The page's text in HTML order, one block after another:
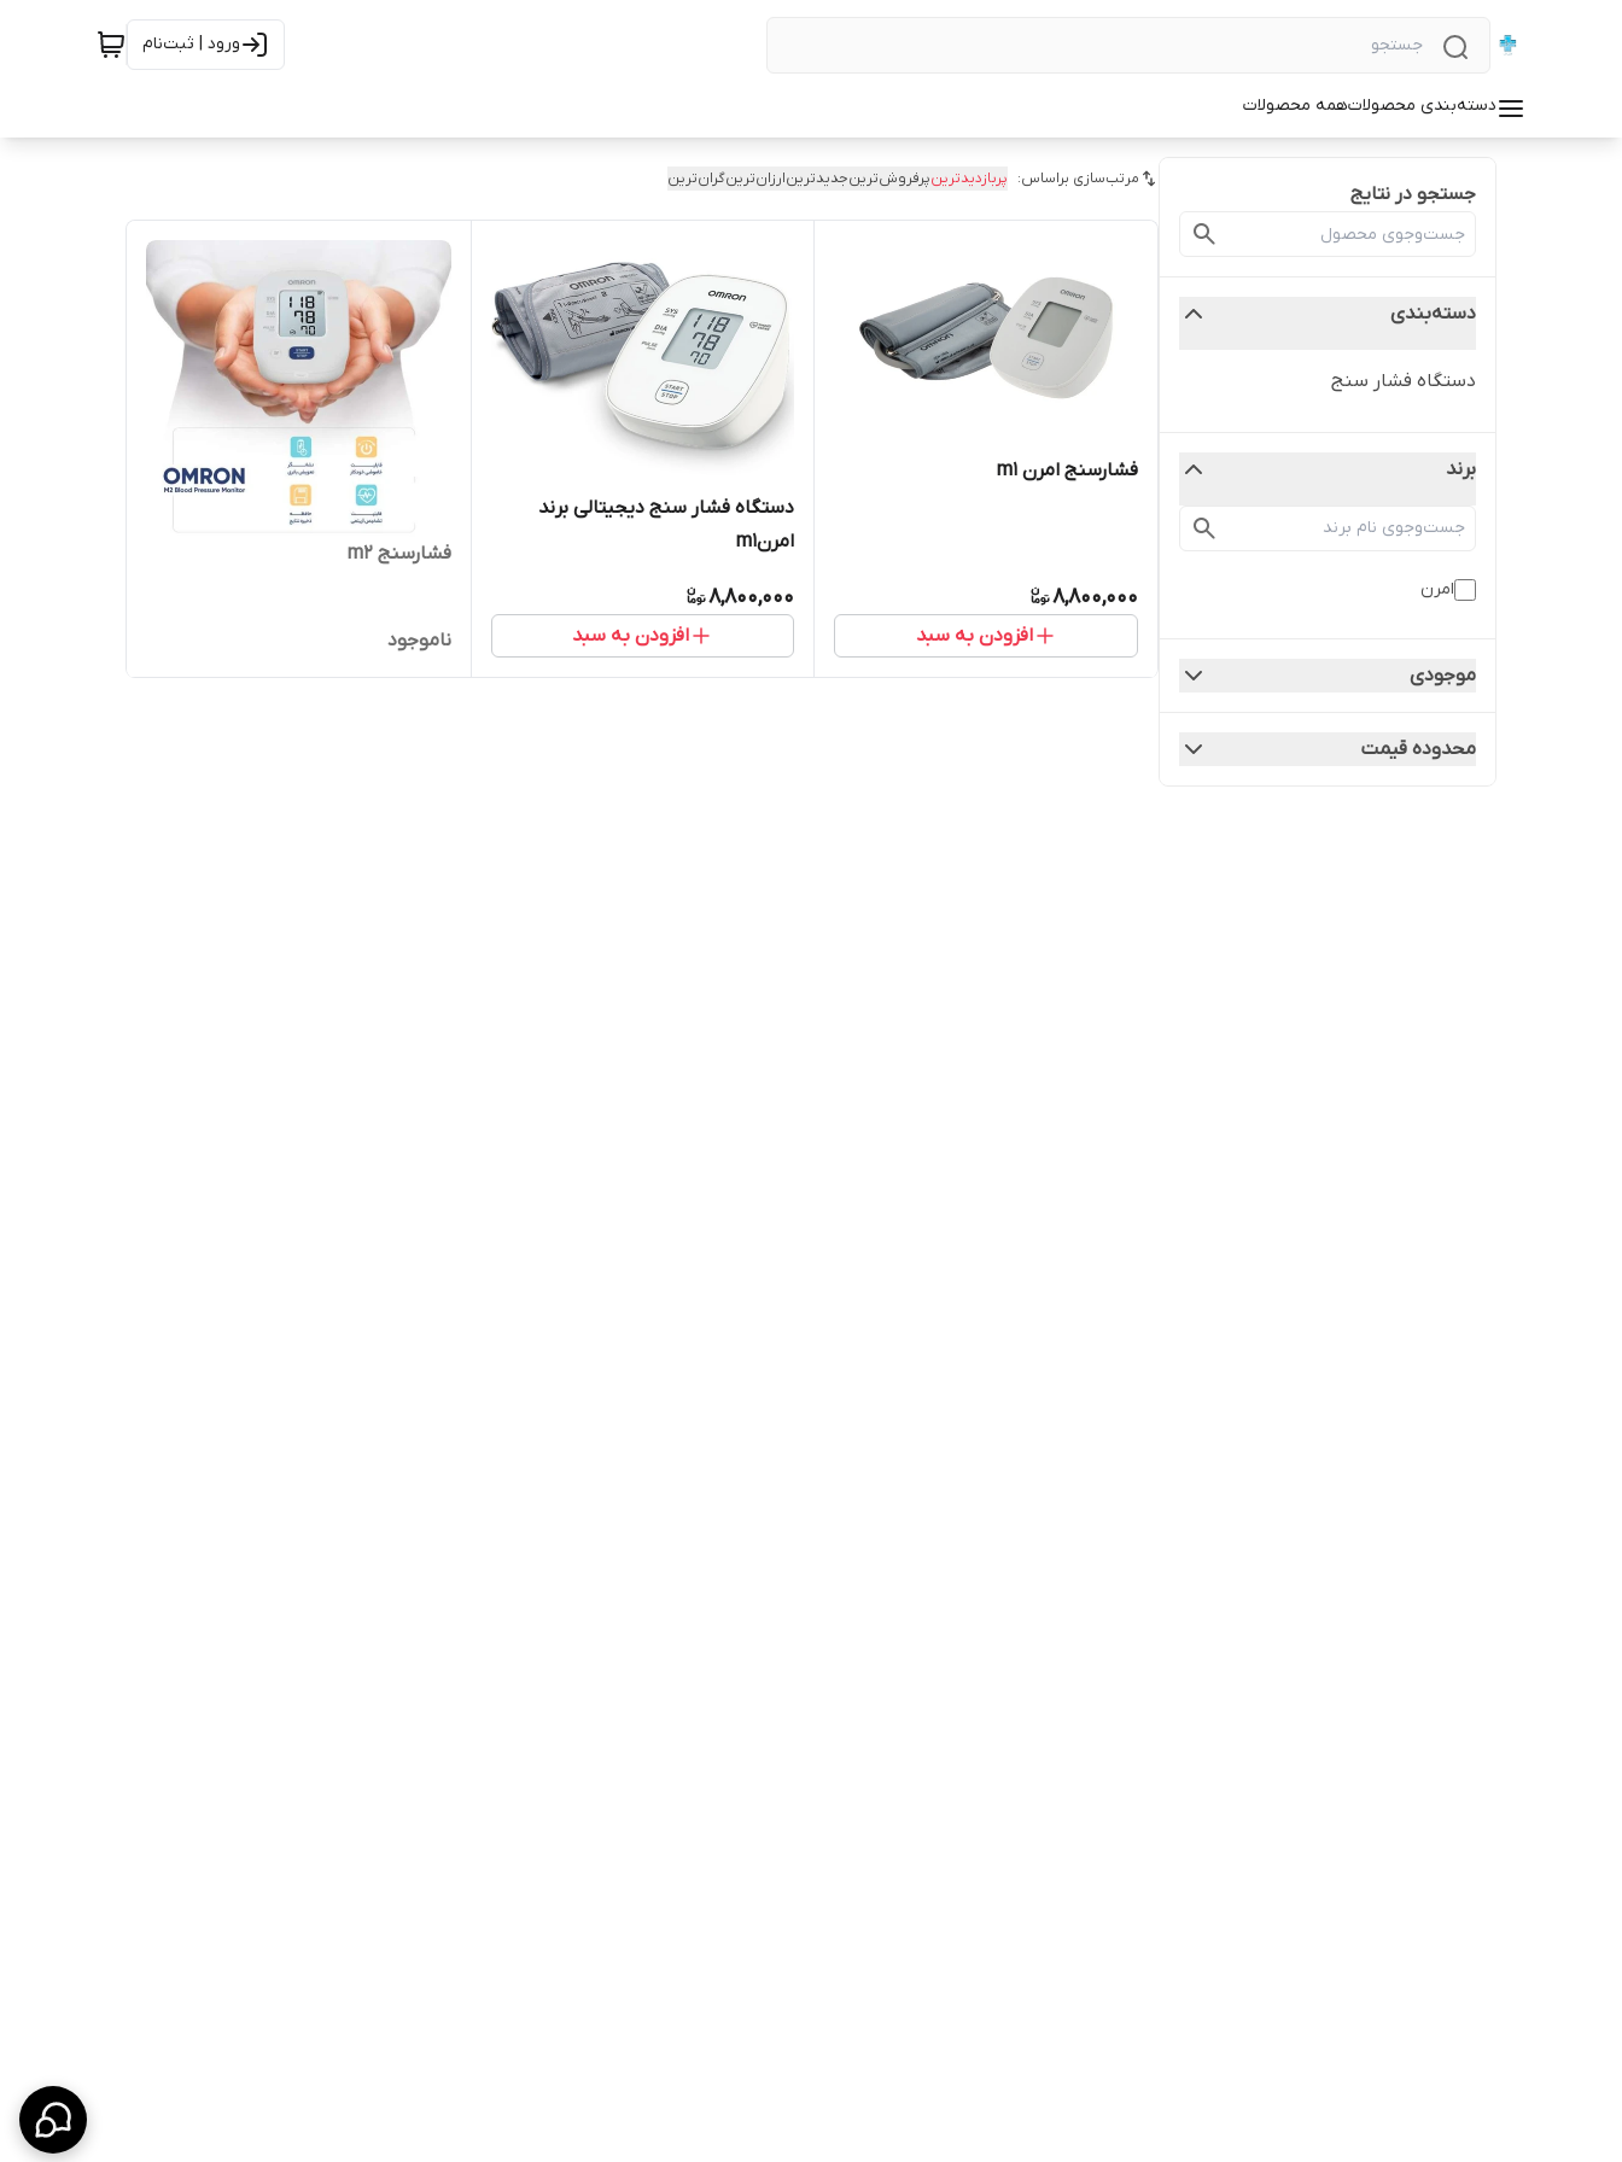
ورود | ثبت‌نام
دسته‌بندی محصولاتهمه محصولات
جستجو در نتایج
دسته‌بندی
دستگاه فشار سنج
برند
امرن
موجودی
محدوده قیمت
مرتب‌سازی براساس: پربازدیدترینپرفروش‌ترینجدیدترینارزان‌ترینگران‌ترین
فشارسنج امرن m1
8,800,000
افزودن به سبد
دستگاه فشار سنج دیجیتالی برند
امرنm1
8,800,000
افزودن به سبد
فشارسنج m2
ناموجود